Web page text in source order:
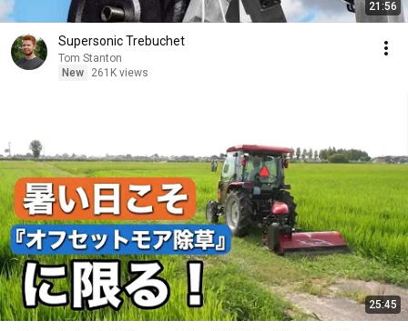
21:56
Supersonic Trebuchet
Tom Stanton
New
261K views
25:45